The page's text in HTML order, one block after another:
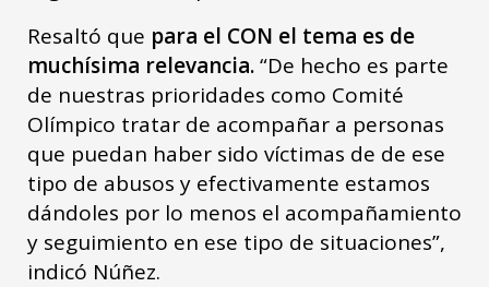
Resaltó que para el CON el tema es de
muchísima relevancia.“De hecho es parte
de nuestras prioridades como Comité
Olímpico tratar de acompañar a personas
que puedan haber sido víctimas de de ese
tipo de abusos y efectivamente estamos
dándoles por lo menos el acompañamiento
y seguimiento en ese tipo de situaciones”,
indicó Núñez.